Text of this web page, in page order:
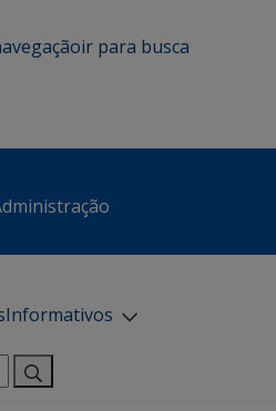
ir para busca
Informativos